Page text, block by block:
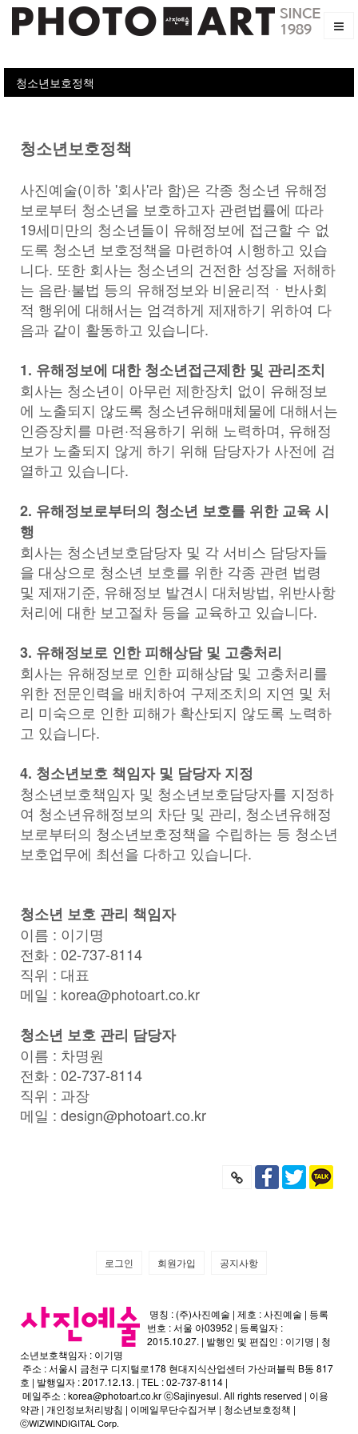
청소년보호정책
청소년보호정책
사진예술(이하 '회사'라 함)은 각종 청소년 유해정
보로부터 청소년을 보호하고자 관련법률에 따라
19세미만의 청소년들이 유해정보에 접근할 수 없
도록 청소년 보호정책을 마련하여 시행하고 있습
니다. 또한 회사는 청소년의 건전한 성장을 저해하
는 음란·불법 등의 유해정보와 비윤리적ㆍ반사회
적 행위에 대해서는 엄격하게 제재하기 위하여 다
음과 같이 활동하고 있습니다.
1. 유해정보에 대한 청소년접근제한 및 관리조치
회사는 청소년이 아무런 제한장치 없이 유해정보
에 노출되지 않도록 청소년유해매체물에 대해서는
인증장치를 마련·적용하기 위해 노력하며, 유해정
보가 노출되지 않게 하기 위해 담당자가 사전에 검
열하고 있습니다.
2. 유해정보로부터의 청소년 보호를 위한 교육 시
행
회사는 청소년보호담당자 및 각 서비스 담당자들
을 대상으로 청소년 보호를 위한 각종 관련 법령
및 제재기준, 유해정보 발견시 대처방법, 위반사항
처리에 대한 보고절차 등을 교육하고 있습니다.
3. 유해정보로 인한 피해상담 및 고충처리
회사는 유해정보로 인한 피해상담 및 고충처리를
위한 전문인력을 배치하여 구제조치의 지연 및 처
리 미숙으로 인한 피해가 확산되지 않도록 노력하
고 있습니다.
4. 청소년보호 책임자 및 담당자 지정
청소년보호책임자 및 청소년보호담당자를 지정하
여 청소년유해정보의 차단 및 관리, 청소년유해정
보로부터의 청소년보호정책을 수립하는 등 청소년
보호업무에 최선을 다하고 있습니다.
청소년 보호 관리 책임자
이름 : 이기명
전화 : 02-737-8114
직위 : 대표
메일 : korea@photoart.co.kr
청소년 보호 관리 담당자
이름 : 차명원
전화 : 02-737-8114
직위 : 과장
메일 : design@photoart.co.kr
로그인 회원가입 공지사항
명칭 : (주)사진예술 | 제호 : 사진예술 | 등록
번호 : 서울 아03952 | 등록일자 :
2015.10.27. | 발행인 및 편집인 : 이기명 | 청
소년보호책임자 : 이기명
주소 : 서울시 금천구 디지털로178 현대지식산업센터 가산퍼블릭 B동 817
호 | 발행일자 : 2017.12.13. | TEL : 02-737-8114 |
메일주소 :korea@photoart.co.krⓒSajinyesul. All rights reserved | 이용
약관 | 개인정보처리방침 | 이메일무단수집거부 | 청소년보호정책 |
ⓒWIZWINDIGITAL Corp.